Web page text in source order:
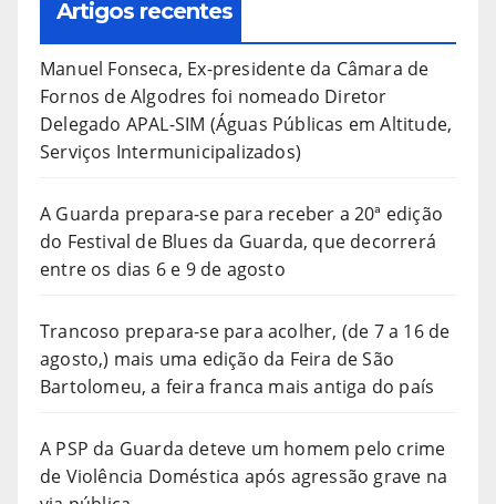
Artigos recentes
Manuel Fonseca, Ex-presidente da Câmara de
Fornos de Algodres foi nomeado Diretor
Delegado APAL-SIM (Águas Públicas em Altitude,
Serviços Intermunicipalizados)
A Guarda prepara-se para receber a 20ª edição
do Festival de Blues da Guarda, que decorrerá
entre os dias 6 e 9 de agosto
Trancoso prepara-se para acolher, (de 7 a 16 de
agosto,) mais uma edição da Feira de São
Bartolomeu, a feira franca mais antiga do país
A PSP da Guarda deteve um homem pelo crime
de Violência Doméstica após agressão grave na